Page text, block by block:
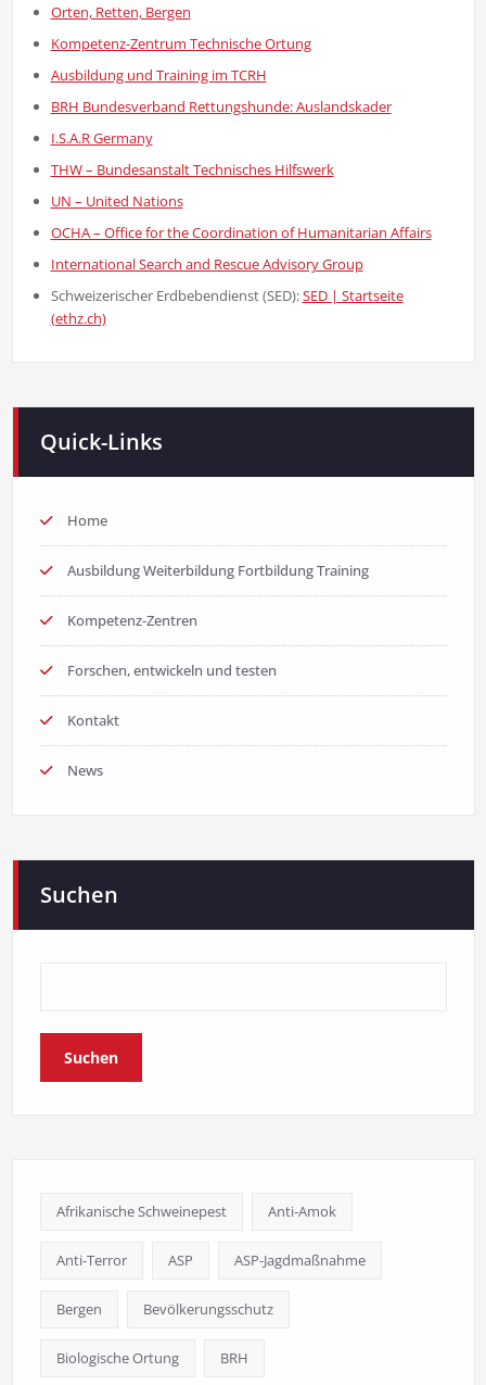
Orten, Retten, Bergen
Kompetenz-Zentrum Technische Ortung
Ausbildung und Training im TCRH
BRH Bundesverband Rettungshunde: Auslandskader
I.S.A.R Germany
THW – Bundesanstalt Technisches Hilfswerk
UN – United Nations
OCHA – Office for the Coordination of Humanitarian Affairs
International Search and Rescue Advisory Group
Schweizerischer Erdbebendienst (SED):SED | Startseite
(ethz.ch)
Quick-Links
Home
Ausbildung Weiterbildung Fortbildung Training
Kompetenz-Zentren
Forschen, entwickeln und testen
Kontakt
News
Suchen
Suchen
Afrikanische Schweinepest Anti-Amok
Anti-Terror ASP ASP-Jagdmaßnahme
Bergen Bevölkerungsschutz
Biologische Ortung BRH